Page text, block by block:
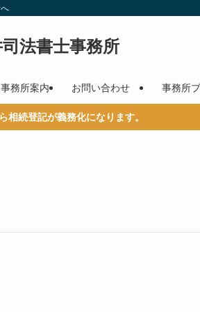
法書士事務所
事務所案内 お問い合わせ 事務所
が義務化になります。